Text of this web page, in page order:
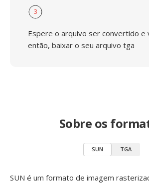
3
Espere o arquivo ser convertido e
então, baixar o seu arquivo tga
Sobre os
SUN TGA
SUN é um formato de imagem